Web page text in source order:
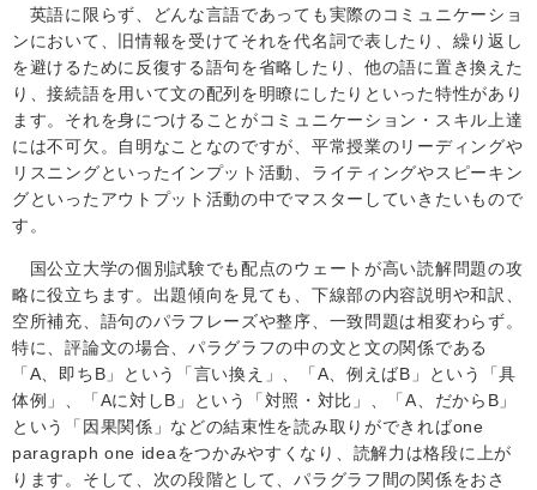
英語に限らず、どんな言語であっても実際のコミュニケーショ
ンにおいて、旧情報を受けてそれを代名詞で表したり、繰り返し
を避けるために反復する語句を省略したり、他の語に置き換えた
り、接続語を用いて文の配列を明瞭にしたりといった特性があり
ます。それを身につけることがコミュニケーション・スキル上達
には不可欠。自明なことなのですが、平常授業のリーディングや
リスニングといったインプット活動、ライティングやスピーキン
グといったアウトプット活動の中でマスターしていきたいもので
す。
国公立大学の個別試験でも配点のウェートが高い読解問題の攻
略に役立ちます。出題傾向を見ても、下線部の内容説明や和訳、
空所補充、語句のパラフレーズや整序、一致問題は相変わらず。
特に、評論文の場合、パラグラフの中の文と文の関係である
「A 、即ちB 」という「言い換え」、「A 、例えばB 」という「具
体例」、「Aに対しB 」という「対照・対比」、「A 、だから B 」
という「因果関係」などの結束性を読み取りができればone
paragraph one ideaをつかみやすくなり、 読解力は格段に上が
ります。そして、次の段階として、パラグラフ間の関係をおさ